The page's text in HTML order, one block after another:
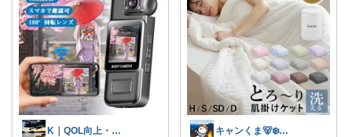
K｜QOL向上・良品選定室 キャンくま🐻‍❄️ママのラク暮らし